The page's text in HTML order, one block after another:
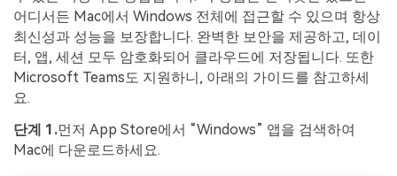
어디서든 Mac에서 Windows 전체에 접근할 수 있으며 항상
최신성과 성능을 보장합니다. 완벽한 보안을 제공하고, 데이
터, 앱, 세션 모두 암호화되어 클라우드에 저장됩니다. 또한
Microsoft Teams도 지원하니, 아래의 가이드를 참고하세
요.
단계 1.먼저 App Store에서 “Windows” 앱을 검색하여
Mac에 다운로드하세요.